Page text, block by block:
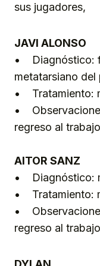
sus jugadores,
JAVI ALONSO
• Diagnóstico:
metatarsiano del
• Tratamiento:
•
regreso al
AITOR SANZ
• Diagnóstico:
• Tratamiento:
•
regreso al